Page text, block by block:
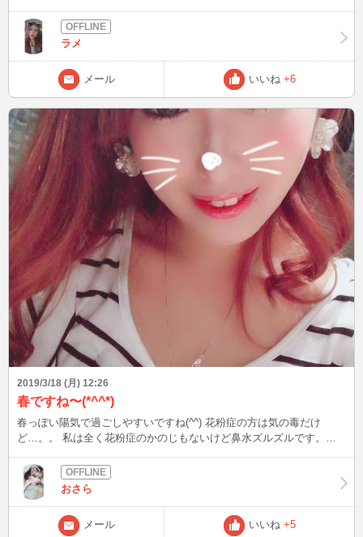
からトイレで洗って車の中でパンツ一丁。。。 高速道路ずっとTバッ
ラメ
メール いいね +6
2019/3/18 (月) 12:26
春ですね〜(*^^*)
春っぽい陽気で過ごしやすいですね(^^) 花粉症の方は気の毒だけ
ど…。。 私は全く花粉症のかのじもないけど鼻水ズルズルです。な
ありがとうございました(*^^*) ずっと笑っぱなしだった為か、ログア
ウト後は笑い皺しかありませんでした( ´ ▽ ` ) 幸せだね〜。 シワのケ
アはひたすら頑張りますので どんどん私をシワシワにしてださい←
今週もよろしくお願いします(^^) 13時ごろイン予定です★ お化粧間に
合うかしら。。。 力の限りお化粧頑張りまーす
おさら
メール いいね +5